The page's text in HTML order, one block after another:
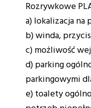
Rozrywkowe
a) lokalizacja
b) winda,
c) możliwość
d) parking
parkingowymi
e) toalety